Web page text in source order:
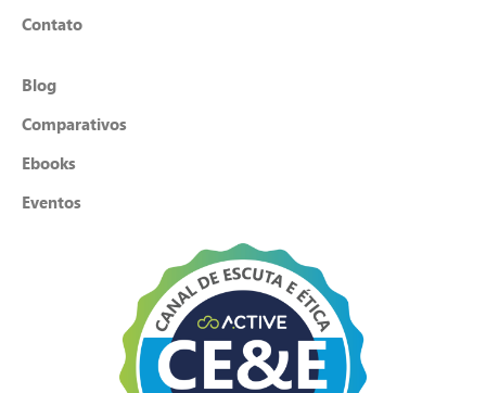
Contato
Blog
Comparativos
Ebooks
Eventos